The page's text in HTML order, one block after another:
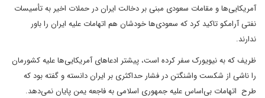
آمریکایی‌ها و مقامات سعودی مبنی بر دخالت ایران در حملات اخیر به تأسیسات
نفتی آرامکو تاکید کرد که سعودی‌ها خودشان هم اتهامات علیه ایران را باور
ندارند.
ظریف که به نیویورک سفر کرده است، پیشتر ادعاهای آمریکایی‌ها علیه کشورمان
را ناشی از شکست واشنگتن در فشار حداکثری بر ایران دانسته و گفته بود که
طرح اتهامات بی‌اساس علیه جمهوری اسلامی به فاجعه یمن پایان نمی‌دهد.